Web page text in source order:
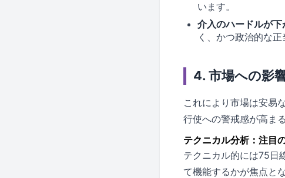
います。
介入のハードルが下
く、かつ政治的な正
4. 市場への影
これにより市場は安易
行使への警戒感が高ま
テクニカル分析：注目
テクニカル的には75日
て機能するかが焦点と